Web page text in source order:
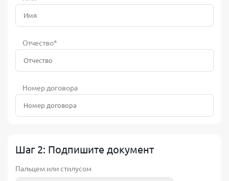
Отчество*
Номер договора
Шаг 2: Подпишите документ
Пальцем или стилусом